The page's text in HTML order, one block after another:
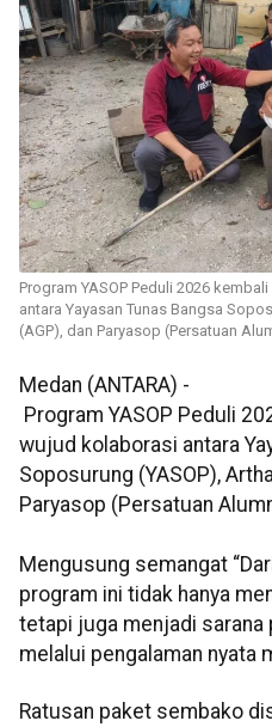
Program YASOP Peduli 2026
antara Yayasan Tunas Bangsa
(AGP), dan Paryasop (Persatuan
Medan (ANTARA) -
Program YASOP Peduli
wujud kolaborasi antara
Soposurung (YASOP),
Paryasop (Persatuan
Mengusung semangat
program ini tidak hanya
tetapi juga menjadi sarana
melalui pengalaman nyata
Ratusan paket sembako